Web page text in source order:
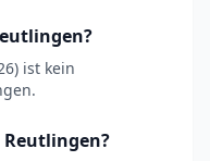
ist kein